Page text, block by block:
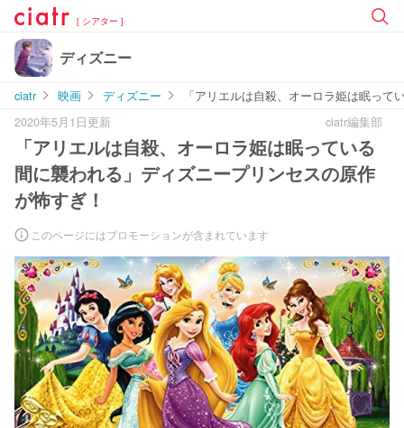
[ シアター ]
ディズニー
ciatr 映画 ディズニー
「アリエルは自殺、オーロラ姫は眠っ
2020年5月1日更新
ciatr編集部
「アリエルは自殺、オーロラ姫は眠っている
間に襲われる」ディズニープリンセスの原作
が怖すぎ！
このページにはプロモーションが含まれています